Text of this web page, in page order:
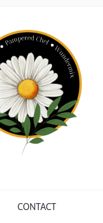
CONTACT